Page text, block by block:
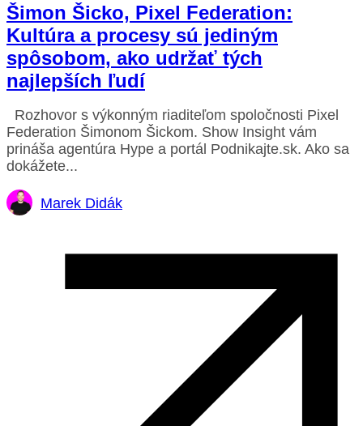
Šimon Šicko, Pixel Federation:
Kultúra a procesy sú jediným
spôsobom, ako udržať tých
najlepších ľudí
Rozhovor s výkonným riaditeľom spoločnosti Pixel
Federation Šimonom Šickom. Show Insight vám
prináša agentúra Hype a portál Podnikajte.sk. Ako sa
dokážete...
Marek Didák